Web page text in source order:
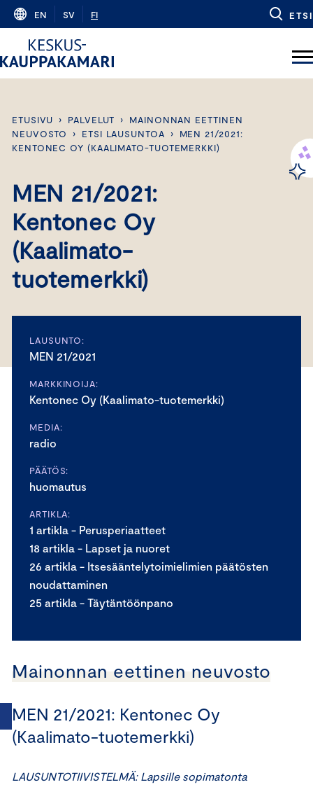
Skip
content
EN SV FI ETSI
ETUSIVU › PALVELUT ›
MAINONNAN EETTINEN
NEUVOSTO
› ETSI LAUSUNTOA ›
MEN 21/2021:
KENTONEC OY (KAALIMATO-TUOTEMERKKI)
MEN 21/2021:
Kentonec Oy
(Kaalimato-
tuotemerkki)
LAUSUNTO:
MEN 21/2021
MARKKINOIJA:
Kentonec Oy (Kaalimato-tuotemerkki)
MEDIA:
radio
PÄÄTÖS:
huomautus
ARTIKLA:
1 artikla - Perusperiaatteet
18 artikla - Lapset ja nuoret
26 artikla - Itsesääntelytoimielimien päätösten
noudattaminen
25 artikla - Täytäntöönpano
Mainonnan eettinen neuvosto
MEN 21/2021: Kentonec Oy
(Kaalimato-tuotemerkki)
LAUSUNTOTIIVISTELMÄ: Lapsille sopimatonta